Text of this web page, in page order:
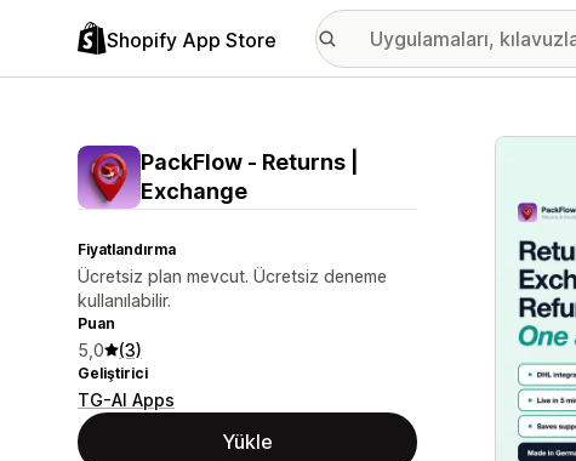
Shopify App Store
PackFlow ‑ Returns |
Exchange
Fiyatlandırma
Ücretsiz plan mevcut. Ücretsiz deneme
kullanılabilir.
Puan
5,0 (3)
Geliştirici
TG-AI Apps
Yükle
Öne